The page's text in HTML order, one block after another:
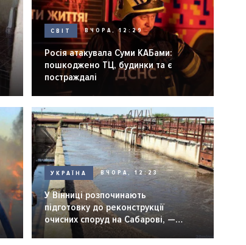
СВІТ ВЧОРА, 12:29
Росія атакувала Суми КАБами:
пошкоджено ТЦ, будинки та є
постраждалі
УКРАЇНА ВЧОРА, 12:23
У Вінниці розпочинають
підготовку до реконструкції
очисних споруд на Сабарові, —
мер Вінниці.